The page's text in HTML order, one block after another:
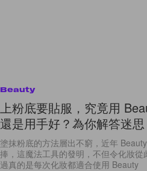
Beauty
上粉底要貼服，究竟用
還是用手好？為你解答迷思
塗抹粉底的方法層出不窮，近年
捧，這魔法工具的發明，不但令化妝
過真的是每次化妝都適合使用 Beauty